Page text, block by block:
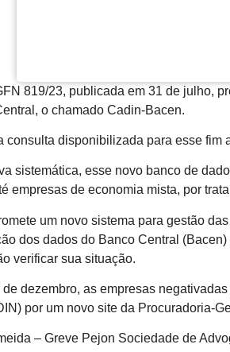
819/23, publicada em 31 de julho,
o chamado Cadin-Bacen.
consulta disponibilizada para esse
sistemática, esse novo banco de
empresas de economia mista, por
um novo sistema para gestão
dos dados do Banco Central
verificar sua situação.
de dezembro, as empresas
por um novo site da Procuradoria-
– Greve Pejon Sociedade de